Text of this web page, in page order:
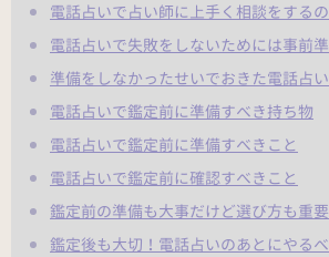
電話占いで占い師に上手く相談をする
電話占いで失敗をしないためには事前
準備をしなかったせいでおきた電話占
電話占いで鑑定前に準備すべき持ち物
電話占いで鑑定前に準備すべきこと
電話占いで鑑定前に確認すべきこと
鑑定前の準備も大事だけど選び方も重要
鑑定後も大切！電話占いのあとにやる